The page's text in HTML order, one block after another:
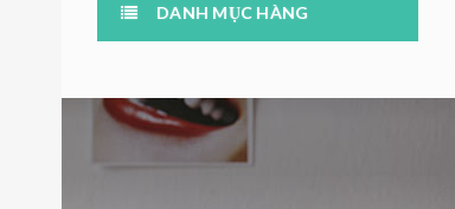
DANH MỤC HÀNG